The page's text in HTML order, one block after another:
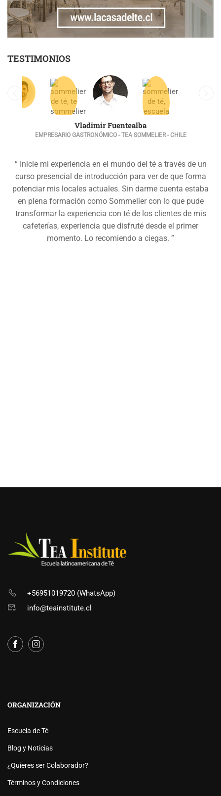
TESTIMONIOS
Vladimir Fuentealba
EMPRESARIO GASTRONÓMICO - TEA SOMMELIER - CHILE
“ Inicie mi experiencia en el mundo del té a través de un
curso presencial de introducción para ver de que forma
potenciar mis locales actuales. Sin darme cuenta estaba
en plena formación como Sommelier con lo que pude
transformar la experiencia con té de los clientes de mis
cafeterías, experiencia que disfruté desde el primer
momento. Lo recomiendo a ciegas. ”
+56951019720 (WhatsApp)
info@teainstitute.cl
ORGANIZACIÓN
Escuela de Té
Blog y Noticias
¿Quieres ser Colaborador?
Términos y Condiciones